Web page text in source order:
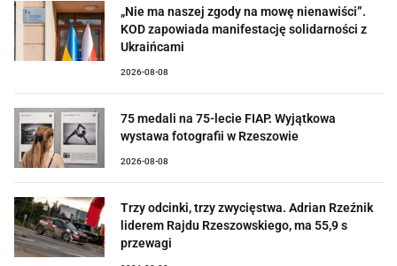
„Nie ma naszej zgody na mowę nienawiści”.
KOD zapowiada manifestację solidarności z
Ukraińcami
2026-08-08
75 medali na 75-lecie FIAP. Wyjątkowa
wystawa fotografii w Rzeszowie
2026-08-08
Trzy odcinki, trzy zwycięstwa. Adrian Rzeźnik
liderem Rajdu Rzeszowskiego, ma 55,9 s
przewagi